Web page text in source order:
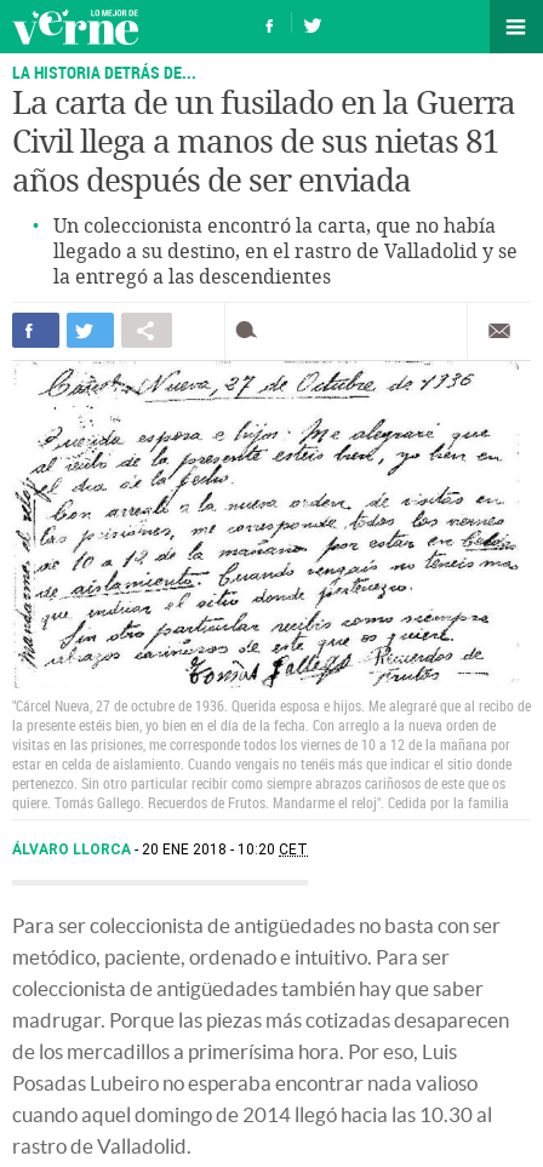
LA HISTORIA DETRÁS DE...
La carta de un fusilado en la Guerra
Civil llega a manos de sus nietas 81
años después de ser enviada
Un coleccionista encontró la carta, que no había
llegado a su destino, en el rastro de Valladolid y se
la entregó a las descendientes
"Cárcel Nueva, 27 de octubre de 1936. Querida esposa e hijos. Me alegraré que al recibo de
la presente estéis bien, yo bien en el día de la fecha. Con arreglo a la nueva orden de
visitas en las prisiones, me corresponde todos los viernes de 10 a 12 de la mañana por
estar en celda de aislamiento. Cuando vengais no tenéis más que indicar el sitio donde
pertenezco. Sin otro particular recibir como siempre abrazos cariñosos de este que os
quiere. Tomás Gallego. Recuerdos de Frutos. Mandarme el reloj". Cedida por la familia
ÁLVARO LLORCA 20 ENE 2018 - 10:20 CET
Para ser coleccionista de antigüedades no basta con ser
metódico, paciente, ordenado e intuitivo. Para ser
coleccionista de antigüedades también hay que saber
madrugar. Porque las piezas más cotizadas desaparecen
de los mercadillos a primerísima hora. Por eso, Luis
Posadas Lubeiro no esperaba encontrar nada valioso
cuando aquel domingo de 2014 llegó hacia las 10.30 al
rastro de Valladolid.